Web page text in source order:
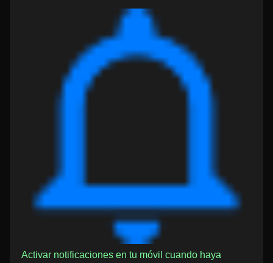
Activar notificaciones en tu móvil cuando haya